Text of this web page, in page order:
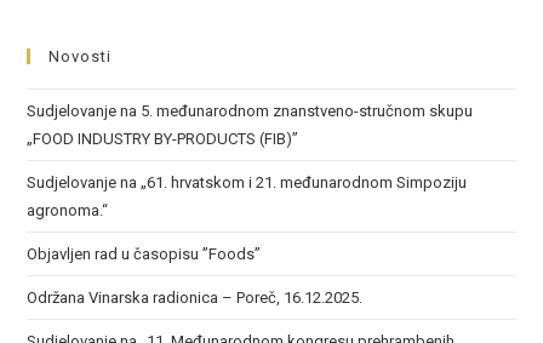
Novosti
Sudjelovanje na 5. međunarodnom znanstveno-stručnom skupu
„FOOD INDUSTRY BY-PRODUCTS (FIB)”
Sudjelovanje na „61. hrvatskom i 21. međunarodnom Simpoziju
agronoma.“
Objavljen rad u časopisu ”Foods”
Održana Vinarska radionica – Poreč, 16.12.2025.